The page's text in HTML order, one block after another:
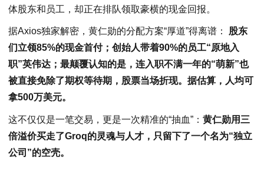
体股东和员工，却正在排队领取豪横的现金回报。
据Axios独家解密，黄仁勋的分配方案“厚道”得离谱：
股东
们立领85%的现金首付；创始人带着90%的员工“原地入
职”英伟达；最颠覆认知的是，连入职不满一年的“萌新”也
被直接免除了期权等待期，股票当场折现。据估算，人均可
拿500万美元。
这不仅仅是一笔交易，更是一次精准的“抽血”： 黄仁勋用三
倍溢价买走了Groq的灵魂与人才，只留下了一个名为“独立
公司”的空壳。